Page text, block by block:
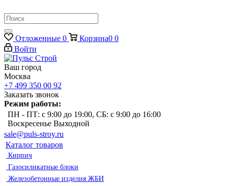
Отложенные 0 Корзина0 0
Войти
Ваш город
Москва
+7 499 350 00 92
Заказать звонок
Режим работы:
ПН - ПТ: с 9:00 до 19:00, СБ: с 9:00 до 16:00
Воскресенье Выходной
sale@puls-stroy.ru
Каталог товаров
Кирпич
Газосиликатные блоки
Железобетонные изделия ЖБИ